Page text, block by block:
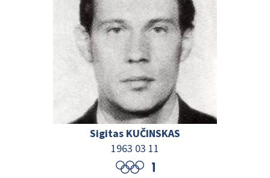
Sigitas KUČINSKAS
1963 03 11